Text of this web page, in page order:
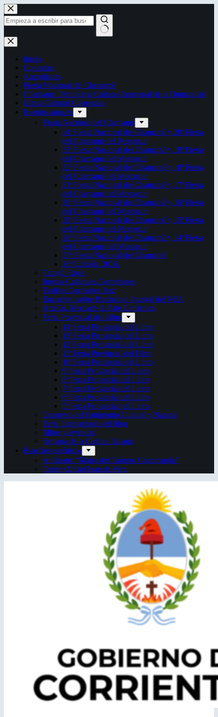
Saltar
al
contenido
Sin
resultados
Inicio
Contactos
Autoridades
Fiesta Nacional del Chamamé
Chamamé: Patrimonio Cultural Inmaterial de la Humanidad
Censo Cultural Correntino
Eventos anuales
Fiesta Nacional del Chamamé
34ª Fiesta Nacional del Chamamé y 20ª Fiesta
del Chamamé del Mercosur
33ª Fiesta Nacional del Chamamé y 19ª Fiesta
del Chamamé del Mercosur
32ª Fiesta Nacional del Chamamé y 18ª Fiesta
del Chamamé del Mercosur
31ª Fiesta Nacional del Chamamé y 17ª Fiesta
del Chamamé del Mercosur
30ª Fiesta Nacional del Chamamé y 16ª Fiesta
del Chamamé del Mercosur
29ª Fiesta Nacional del Chamamé y 15ª Fiesta
del Chamamé del Mercosur
28ª Fiesta Nacional del Chamamé y 14ª Fiesta
del Chamamé del Mercosur
27ª Fiesta Nacional del Chamamé
26ª Edición. 2016.
Taragüi Rock
Juegos Culturales Correntinos
Festival Corrientes Jazz
Encuentro sobre Patrimonio Integral del NEA
ArteCo. Mercado de Arte Corrientes
Feria Provincial del Libro
14ª Feria Provincial del Libro
13ª Feria Provincial del Libro
12ª Feria Provincial del Libro
11ª Feria Provincial del Libro
10ª Feria Provincial del Libro
9ª Feria Provincial del Libro
8ª Feria Provincial del Libro
7ª Feria Provincial del Libro
6ª Feria Provincial del Libro
5ª Feria Provincial del Libro
Congreso del Patrimonio Cultural y Natural
Feria Internacional del libro
Mitos y leyendas
Semana de la Cultura Italiana
Espacios escénicos
Anfiteatro “Mario del Tránsito Cocomarola”
Teatro Oficial Juan de Vera